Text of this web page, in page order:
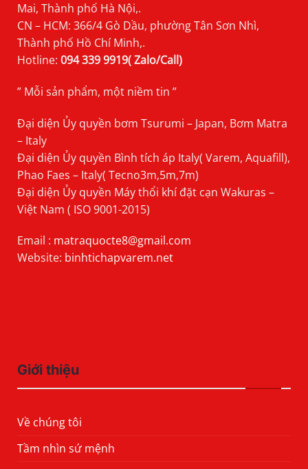
Mai, Thành phố Hà Nội,.
CN – HCM: 366/4 Gò Dầu, phường Tân Sơn Nhì,
Thành phố Hồ Chí Minh,.
Hotline: 094 339 9919( Zalo/Call)
” Mỗi sản phẩm, một niềm tin ”
Đại diện Ủy quyền bơm Tsurumi – Japan, Bơm Matra
– Italy
Đại diện Ủy quyền Bình tích áp Italy( Varem, Aquafill),
Phao Faes – Italy( Tecno3m,5m,7m)
Đại diện Ủy quyền Máy thổi khí đặt cạn Wakuras –
Việt Nam ( ISO 9001-2015)
Email : matraquocte8@gmail.com
Website: binhtichapvarem.net
Giới thiệu
Về chúng tôi
Tầm nhìn sứ mệnh